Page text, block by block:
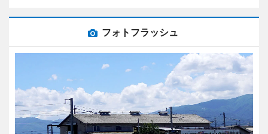
フォトフラッシュ